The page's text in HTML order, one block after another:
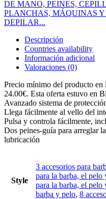
DE MANO, PEINES,
PLANCHAS, MÁQUINAS
DEPILAR...
Descripción
Countries availability
Información adicional
Valoraciones (0)
Precio mínimo del producto en
24.00€. Esta oferta estuvo en
Avanzado sistema de
Llega fácilmente al vello del
Pulsa y controla fácilmente,
Dos peines-guía para arreglar
lubricación
Style
3 accesorios para
para la barba, el pelo
para la barba, el pelo
barba y pelo, 8